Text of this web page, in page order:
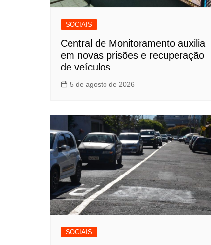
SOCIAIS
Central de Monitoramento auxilia
em novas prisões e recuperação
de veículos
5 de agosto de 2026
SOCIAIS